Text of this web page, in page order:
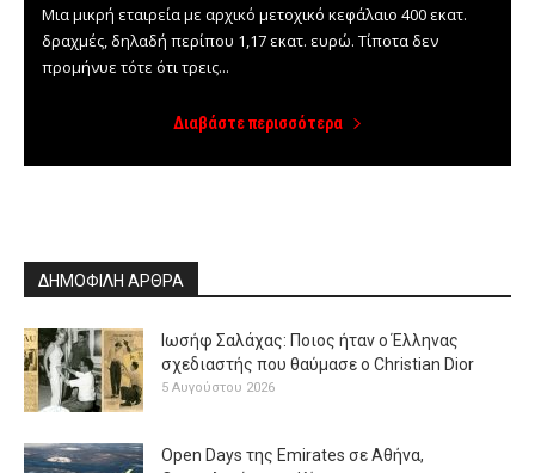
Μια μικρή εταιρεία με αρχικό μετοχικό κεφάλαιο 400 εκατ.
δραχμές, δηλαδή περίπου 1,17 εκατ. ευρώ. Τίποτα δεν
προμήνυε τότε ότι τρεις...
Διαβάστε περισσότερα
ΔΗΜΟΦΙΛΗ ΑΡΘΡΑ
Ιωσήφ Σαλάχας: Ποιος ήταν ο Έλληνας
σχεδιαστής που θαύμασε ο Christian Dior
5 Αυγούστου 2026
Open Days της Emirates σε Αθήνα,